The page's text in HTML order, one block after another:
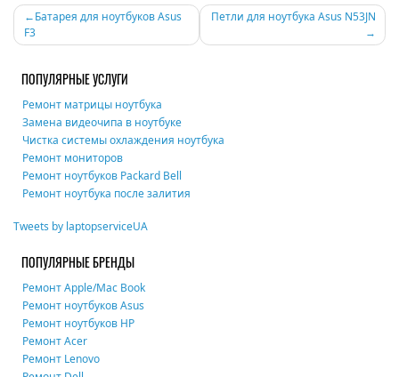
Навигация
по
записям
Батарея для ноутбуков Asus
F3
Петли для ноутбука Asus N53JN
ПОПУЛЯРНЫЕ УСЛУГИ
Ремонт матрицы ноутбука
Замена видеочипа в ноутбуке
Чистка системы охлаждения ноутбука
Ремонт мониторов
Ремонт ноутбуков Packard Bell
Ремонт ноутбука после залития
Tweets by laptopserviceUA
ПОПУЛЯРНЫЕ БРЕНДЫ
Ремонт Apple/Mac Book
Ремонт ноутбуков Asus
Ремонт ноутбуков HP
Ремонт Acer
Ремонт Lenovo